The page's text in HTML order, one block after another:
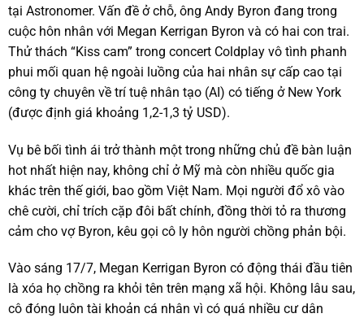
tại Astronomer. Vấn đề ở chỗ, ông Andy Byron đang trong
cuộc hôn nhân với Megan Kerrigan Byron và có hai con trai.
Thử thách “Kiss cam” trong concert Coldplay vô tình phanh
phui mối quan hệ ngoài luồng của hai nhân sự cấp cao tại
công ty chuyên về trí tuệ nhân tạo (AI) có tiếng ở New York
(được định giá khoảng 1,2-1,3 tỷ USD).
Vụ bê bối tình ái trở thành một trong những chủ đề bàn luận
hot nhất hiện nay, không chỉ ở Mỹ mà còn nhiều quốc gia
khác trên thế giới, bao gồm Việt Nam. Mọi người đổ xô vào
chê cười, chỉ trích cặp đôi bất chính, đồng thời tỏ ra thương
cảm cho vợ Byron, kêu gọi cô ly hôn người chồng phản bội.
Vào sáng 17/7, Megan Kerrigan Byron có động thái đầu tiên
là xóa họ chồng ra khỏi tên trên mạng xã hội. Không lâu sau,
cô đóng luôn tài khoản cá nhân vì có quá nhiều cư dân